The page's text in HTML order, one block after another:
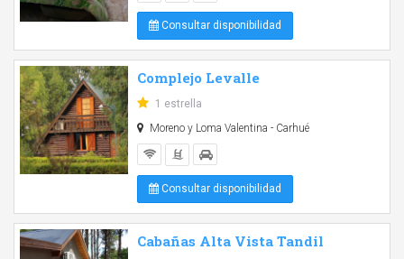
Consultar disponibilidad
Complejo Levalle
1 estrella
Moreno y Loma Valentina - Carhué
Consultar disponibilidad
Cabañas Alta Vista Tandil